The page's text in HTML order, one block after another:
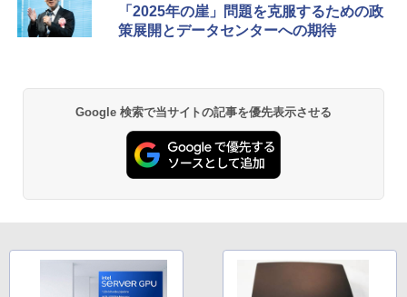
「2025年の崖」問題を克服するための政
策展開とデータセンターへの期待
Google 検索で当サイトの記事を優先表示させる